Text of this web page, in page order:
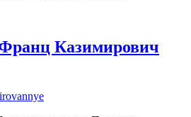
Казимирович